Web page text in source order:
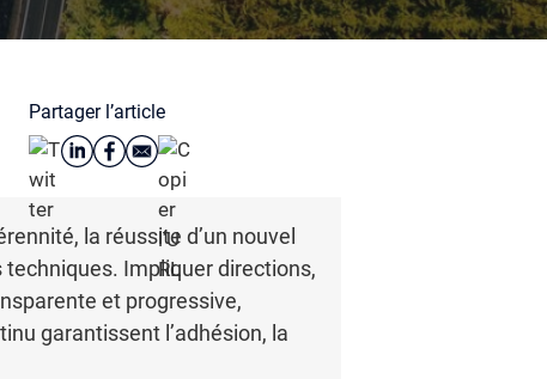
Partager l’article
la réussite d’un nouvel
Impliquer directions,
et progressive,
garantissent l’adhésion, la